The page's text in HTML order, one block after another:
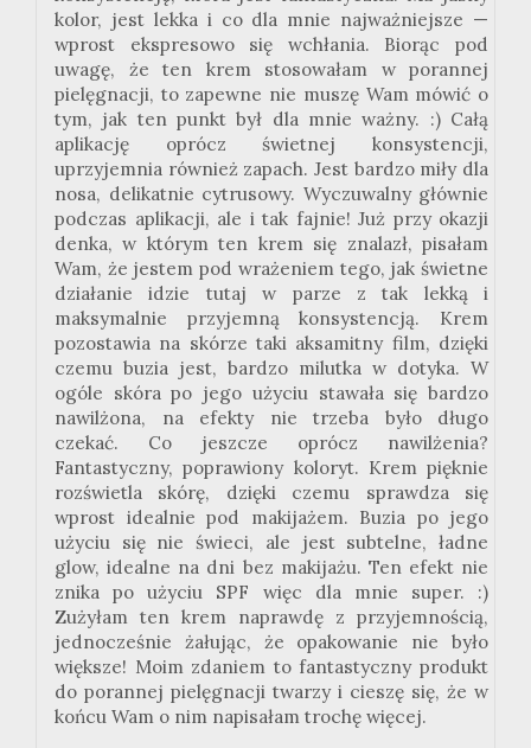
kolor, jest lekka i co dla mnie najważniejsze —
wprost ekspresowo się wchłania. Biorąc pod
uwagę, że ten krem stosowałam w porannej
pielęgnacji, to zapewne nie muszę Wam mówić o
tym, jak ten punkt był dla mnie ważny. :) Całą
aplikację oprócz świetnej konsystencji,
uprzyjemnia również zapach. Jest bardzo miły dla
nosa, delikatnie cytrusowy. Wyczuwalny głównie
podczas aplikacji, ale i tak fajnie! Już przy okazji
denka, w którym ten krem się znalazł, pisałam
Wam, że jestem pod wrażeniem tego, jak świetne
działanie idzie tutaj w parze z tak lekką i
maksymalnie przyjemną konsystencją. Krem
pozostawia na skórze taki aksamitny film, dzięki
czemu buzia jest, bardzo milutka w dotyka. W
ogóle skóra po jego użyciu stawała się bardzo
nawilżona, na efekty nie trzeba było długo
czekać. Co jeszcze oprócz nawilżenia?
Fantastyczny, poprawiony koloryt. Krem pięknie
rozświetla skórę, dzięki czemu sprawdza się
wprost idealnie pod makijażem. Buzia po jego
użyciu się nie świeci, ale jest subtelne, ładne
glow, idealne na dni bez makijażu. Ten efekt nie
znika po użyciu SPF więc dla mnie super. :)
Zużyłam ten krem naprawdę z przyjemnością,
jednocześnie żałując, że opakowanie nie było
większe! Moim zdaniem to fantastyczny produkt
do porannej pielęgnacji twarzy i cieszę się, że w
końcu Wam o nim napisałam trochę więcej.